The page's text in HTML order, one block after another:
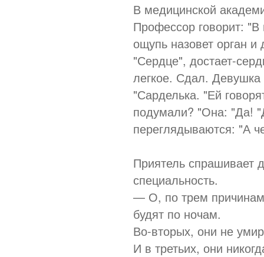
В медицинской
Профессор говорит:
ощупь назовет орган и
"Сердце", достает-
легкое. Сдал. Девушка
"Сарделька. "Ей
подумали? "Она: "Да!
переглядываются: "А
Приятель спрашивает
специальность.
— О, по трем
будят по ночам.
Во-вторых, они не
И в третьих, они